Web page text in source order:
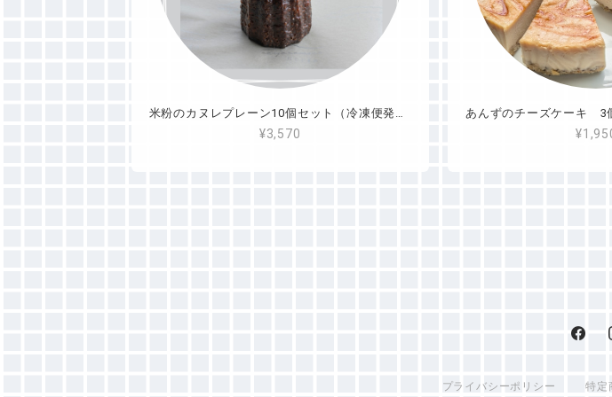
米粉のカヌレプレーン10個セット（冷凍便発送）
¥3,570
プライバシーポリシー 特定